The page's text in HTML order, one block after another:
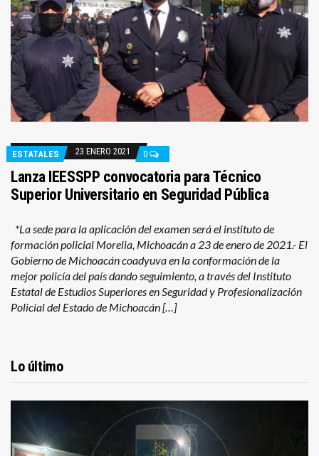
ESTATALES 23 ENERO 2021 0
Lanza IEESSPP convocatoria para Técnico
Superior Universitario en Seguridad Pública
*La sede para la aplicación del examen será el instituto de
formación policial Morelia, Michoacán a 23 de enero de 2021.- El
Gobierno de Michoacán coadyuva en la conformación de la
mejor policía del país dando seguimiento, a través del Instituto
Estatal de Estudios Superiores en Seguridad y Profesionalización
Policial del Estado de Michoacán […]
Lo último